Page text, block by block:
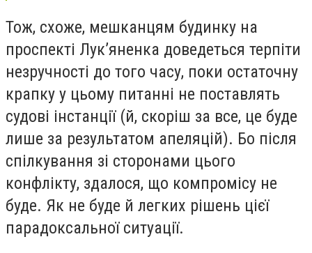
Тож, схоже, мешканцям будинку на
проспекті Лук’яненка доведеться терпіти
незручності до того часу, поки остаточну
крапку у цьому питанні не поставлять
судові інстанції (й, скоріш за все, це буде
лише за результатом апеляцій). Бо після
спілкування зі сторонами цього
конфлікту, здалося, що компромісу не
буде. Як не буде й легких рішень цієї
парадоксальної ситуації.